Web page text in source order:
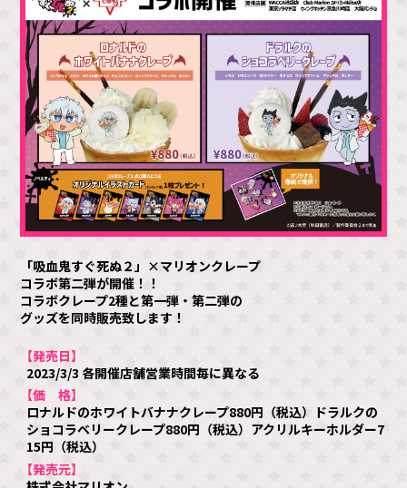
「吸血鬼すぐ死ぬ２」×マリオンクレープ
コラボ第二弾が開催！！
コラボクレープ2種と第一弾・第二弾の
グッズを同時販売致します！
【発売日】
2023/3/3 各開催店舗営業時間毎に異なる
【価 格】
ロナルドのホワイトバナナクレープ880円（税込）ドラルクの
ショコラベリークレープ880円（税込）アクリルキーホルダー7
15円（税込）
【発売元】